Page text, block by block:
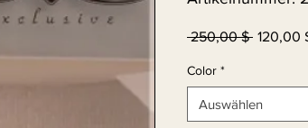
250,00 $ 120,00
Color *
Auswählen